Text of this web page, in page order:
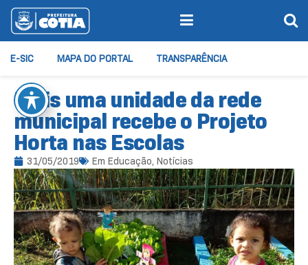
E-SIC MAPA DO PORTAL TRANSPARÊNCIA
Mais uma unidade da rede
municipal recebe o Projeto
Horta nas Escolas
31/05/2019 Em Educação, Notícias